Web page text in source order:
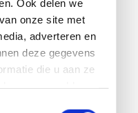
Ook delen we
onze site met
adverteren en
deze gegevens
die u aan ze
€499,00
btw